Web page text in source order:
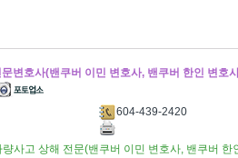
변호사(밴쿠버 이민 변호사, 밴쿠버 한인 변호
604-439-2420
사고 상해 전문(밴쿠버 이민 변호사, 밴쿠버